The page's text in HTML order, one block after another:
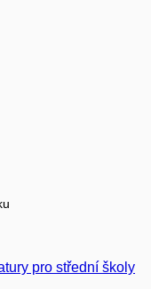
pro střední školy